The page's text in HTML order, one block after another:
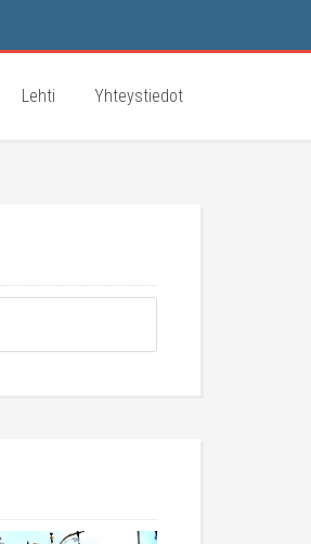
Lehti Yhteystiedot